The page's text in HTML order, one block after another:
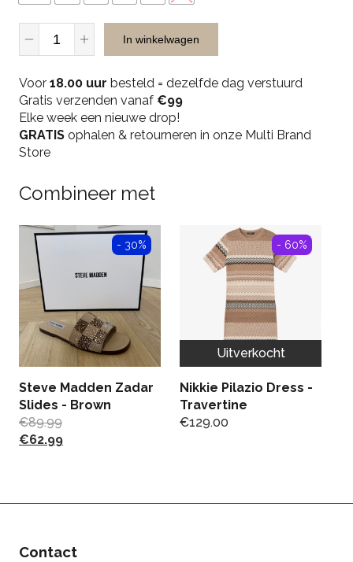
Unique
The
Giselle
Short
Sleeve
-
Sandy
In winkelwagen
Voor 18.00 uur besteld = dezelfde dag verstuurd
Gratis verzenden vanaf €99
Elke week een nieuwe drop!
GRATIS ophalen & retourneren in onze Multi Brand
Store
Combineer met
- 30%
Steve Madden Zadar
Slides - Brown
€89.99
€62.99
Uitverkocht
- 60%
Nikkie Pilazio Dress -
Travertine
€129.00
Contact